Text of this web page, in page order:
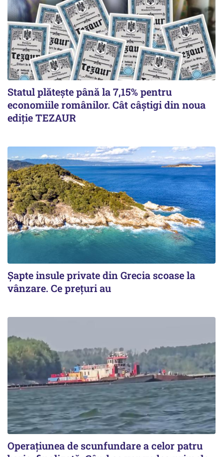
Statul plătește până la 7,15% pentru
economiile românilor. Cât câștigi din noua
ediție TEZAUR
Șapte insule private din Grecia scoase la
vânzare. Ce prețuri au
Operațiunea de scunfundare a celor patru